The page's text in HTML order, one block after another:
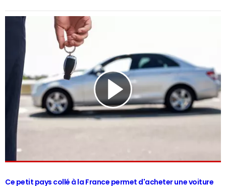
dIn
Ce petit pays collé à la France permet d'acheter une voiture